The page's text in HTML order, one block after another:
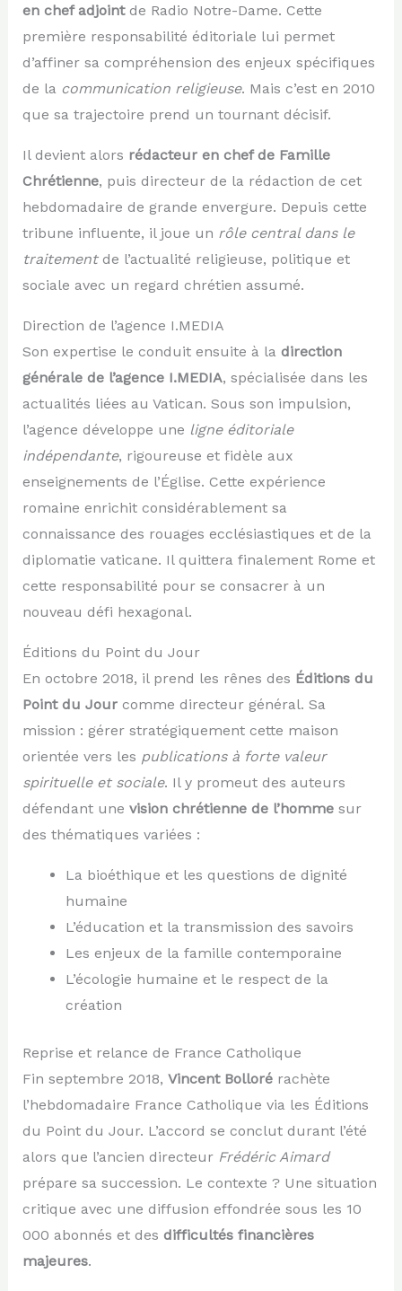
en chef adjointde Radio Notre-Dame. Cette
première responsabilité éditoriale lui permet
d’affiner sa compréhension des enjeux spécifiques
de la communication religieuse. Mais c’est en 2010
que sa trajectoire prend un tournant décisif.
Il devient alors rédacteur en chef de Famille
Chrétienne, puis directeur de la rédaction de cet
hebdomadaire de grande envergure. Depuis cette
tribune influente, il joue un rôle central dans le
traitementde l’actualité religieuse, politique et
sociale avec un regard chrétien assumé.
Direction de l’agence I.MEDIA
Son expertise le conduit ensuite à la direction
générale de l’agence I.MEDIA, spécialisée dans les
actualités liées au Vatican. Sous son impulsion,
l’agence développe une ligne éditoriale
indépendante, rigoureuse et fidèle aux
enseignements de l’Église. Cette expérience
romaine enrichit considérablement sa
connaissance des rouages ecclésiastiques et de la
diplomatie vaticane. Il quittera finalement Rome et
cette responsabilité pour se consacrer à un
nouveau défi hexagonal.
Éditions du Point du Jour
En octobre 2018, il prend les rênes des Éditions du
Point du Jourcomme directeur général. Sa
mission : gérer stratégiquement cette maison
orientée vers les publications à forte valeur
spirituelle et sociale. Il y promeut des auteurs
défendant une vision chrétienne de l’hommesur
des thématiques variées :
La bioéthique et les questions de dignité
humaine
L’éducation et la transmission des savoirs
Les enjeux de la famille contemporaine
L’écologie humaine et le respect de la
création
Reprise et relance de France Catholique
Fin septembre 2018, Vincent Bollorérachète
l’hebdomadaire France Catholique via les Éditions
du Point du Jour. L’accord se conclut durant l’été
alors que l’ancien directeur Frédéric Aimard
prépare sa succession. Le contexte ? Une situation
critique avec une diffusion effondrée sous les 10
000 abonnés et des difficultés financières
majeures.